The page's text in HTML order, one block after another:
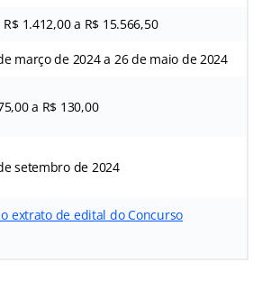
1.412,00 a R$ 15.566,50
março de 2024 a 26 de maio de 2024
a R$ 130,00
setembro de 2024
extrato de edital do Concurso